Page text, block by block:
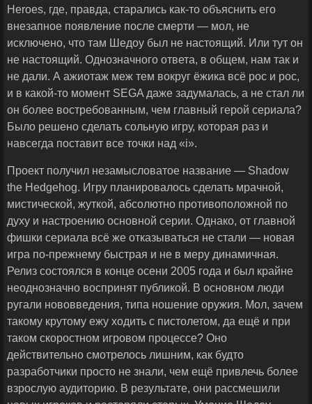
Heroes, где, правда, старались как-то объяснить его
внезапное появление после смерти — мол, не
исключено, что там Шедоу был не настоящий. Или тут он
не настоящий. Однозначного ответа, в общем, нам так и
не дали. А ажиотаж меж тем вокруг ёжика всё рос и рос,
и в какой-то момент SEGA даже задумалась, а не стал ли
он более востребованным, чем главный герой сериала?
Было решено сделать сольную игру, которая раз и
навсегда поставит все точки над «i».
Проект получил незамысловатое название — Shadow
the Hedgehog. Игру планировалось сделать мрачной,
мистической, жуткой, абсолютно противоположной по
духу и настроению основной серии. Однако, от главной
фишки сериала всё же отказываться не стали — новая
игра по-прежнему быстрая и не в меру динамичная.
Релиз состоялся в конце осени 2005 года и был крайне
неоднозначно воспринят публикой. В основном люди
ругали нововведения, типа ношение оружия. Мол, зачем
такому крутому ежу ходить с пистолетом, да ещё и при
таком скоростном игровом процессе? Оно
действительно смотрелось лишним, как будто
разработчики просто не знали, чем ещё привлечь более
взрослую аудиторию. В результате, они рассмешили